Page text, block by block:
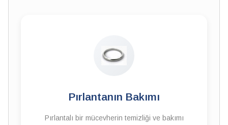
Pırlantanın Bakımı
Pırlantalı bir mücevherin temizliği ve bakımı